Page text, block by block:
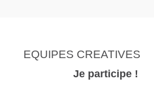
EQUIPES CREATIVES
Je participe !